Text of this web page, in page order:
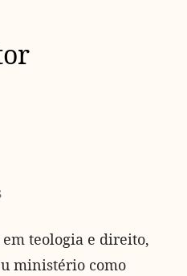
teologia e direito,
ministério como